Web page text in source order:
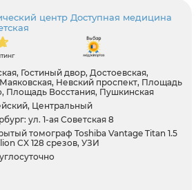
центр Доступная медицина
Гостиный двор, Достоевская,
Невский проспект, Площадь
Площадь Восстания, Пушкинская
Центральный
ул. 1-ая Советская 8
томограф Toshiba Vantage Titan 1.5
CX 128 срезов, УЗИ